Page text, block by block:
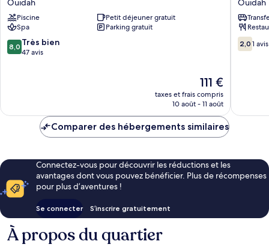
Papa
Resort
&
SPA
Ouidah
Piscine
Petit déjeuner gratuit
Spa
Parking gratuit
8.0
sur
8,0 Très bien
47 avis
Le
nouveau
prix
de
111 €
taxes et frais compris
10 août - 11 août
Ouidah
2.0
sur
2,0 1 avis
Comparer des hébergements similaires
Connectez-vous pour découvrir les réductions et les
avantages dont vous pouvez bénéficier. Plus de récompenses
pour plus d’aventures !
Se connecter S’inscrire gratuitement
À propos du quartier